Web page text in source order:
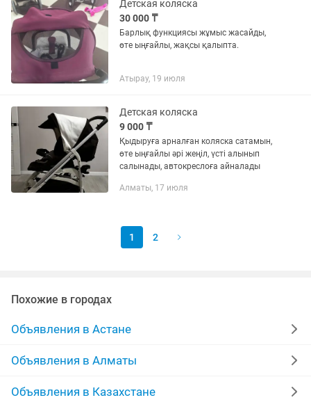
Детская коляска
30 000 ₸
Барлық функциясы жұмыс жасайды,
өте ыңғайлы, жақсы қалыпта.
Атырау, 19 июля
Детская коляска
9 000 ₸
Қыдыруға арналған коляска сатамын,
өте ыңғайлы әрі жеңіл, үсті алынып
салынады, автокреслоға айналады
Алматы, 17 июля
1 2
Похожие в городах
Объявления в Астане
Объявления в Алматы
Объявления в Казахстане